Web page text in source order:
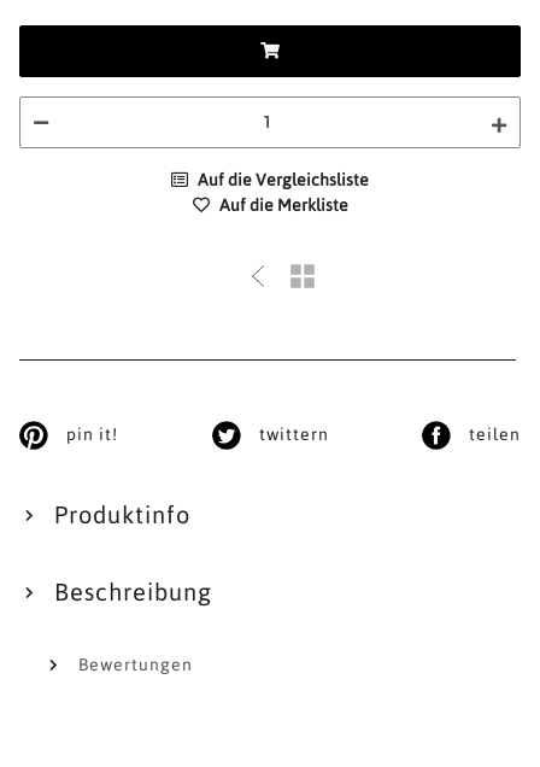
Auf die Vergleichsliste
Auf die Merkliste
pin it! twittern teilen
Produktinfo
Beschreibung
Bewertungen